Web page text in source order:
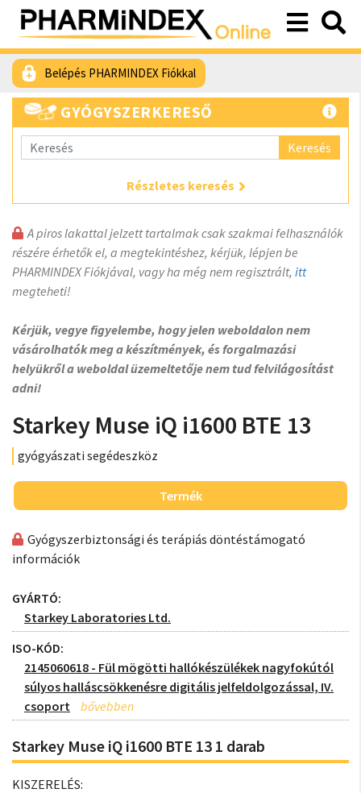
Belépés PHARMINDEX Fiókkal
GYÓGYSZERKERESŐ
Keresés
Részletes keresés
A piros lakattal jelzett tartalmak csak szakmai felhasználók
részére érhetők el, a megtekintéshez, kérjük, lépjen be
PHARMINDEX Fiókjával, vagy ha még nem regisztrált, itt
megteheti!
Kérjük, vegye figyelembe, hogy jelen weboldalon nem
vásárolhatók meg a készítmények, és forgalmazási
helyükről a weboldal üzemeltetője nem tud felvilágosítást
adni!
Starkey Muse iQ i1600 BTE 13
gyógyászati segédeszköz
Termék
Gyógyszerbiztonsági és terápiás döntéstámogató
információk
GYÁRTÓ:
Starkey Laboratories Ltd.
ISO-KÓD:
2145060618 - Fül mögötti hallókészülékek nagyfokútól
súlyos halláscsökkenésre digitális jelfeldolgozással, IV.
csoport
Starkey Muse iQ i1600 BTE 13 1 darab
KISZERELÉS: